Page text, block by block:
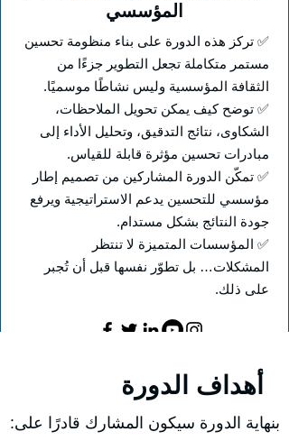
المؤسسي
✅ تركز هذه الدورة على بناء منظومة تحسين
مستمر متكاملة تجعل التطوير جزءًا من
الثقافة المؤسسية وليس نشاطًا موسميًا.
✅ توضح كيف يمكن تحويل الملاحظات،
الشكاوى، نتائج التدقيق، وتحليل الأداء إلى
مبادرات تحسين مؤثرة قابلة للقياس.
✅ تمكّن الدورة المشاركين من تصميم إطار
مؤسسي للتحسين يدعم الاستراتيجية ويرفع
جودة النتائج بشكل مستدام.
✅ المؤسسات المتميزة لا تنتظر
المشكلات… بل تطوّر نفسها قبل أن تُجبر
على ذلك.
بنهاية الدورة سيكون المشارك قادرًا على: